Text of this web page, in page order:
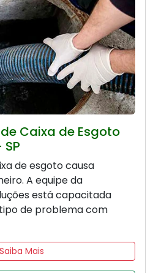
Caixa de Esgoto
de esgoto causa
A equipe da
está capacitada
de problema com
Saiba Mais